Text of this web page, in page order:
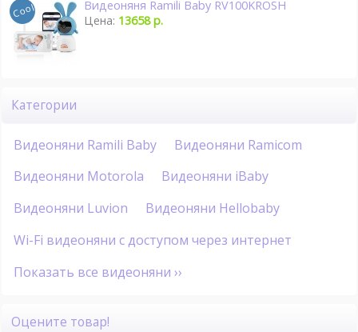
Видеоняня Ramili Baby RV100KROSH
Цена: 13658 р.
Категории
Видеоняни Ramili Baby
Видеоняни Ramicom
Видеоняни Motorola
Видеоняни iBaby
Видеоняни Luvion
Видеоняни Hellobaby
Wi-Fi видеоняни с доступом через интернет
Показать все видеоняни ››
Оцените товар!